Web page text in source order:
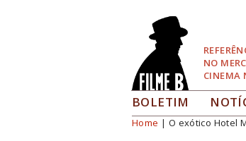
NO
CINEMA
BOLETIM
Você está aqui
Home | O exótico Hotel